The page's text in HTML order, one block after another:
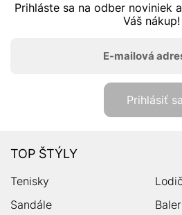
Prihláste sa na odber noviniek
Váš nákup!
E-mailová
Prihlásiť sa
TOP ŠTÝLY
Tenisky
Sandále